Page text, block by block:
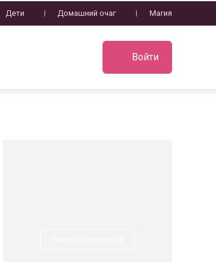
Дети Домашний очаг Магия
Войти